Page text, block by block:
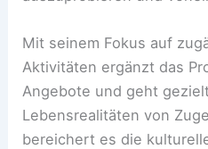
Mit seinem Fokus auf
Aktivitäten ergänzt das
Angebote und geht
Lebensrealitäten von
bereichert es die